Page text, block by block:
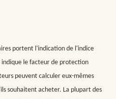
portent l'indication de l'indice
indique le facteur de protection
peuvent calculer eux-mêmes
souhaitent acheter. La plupart des